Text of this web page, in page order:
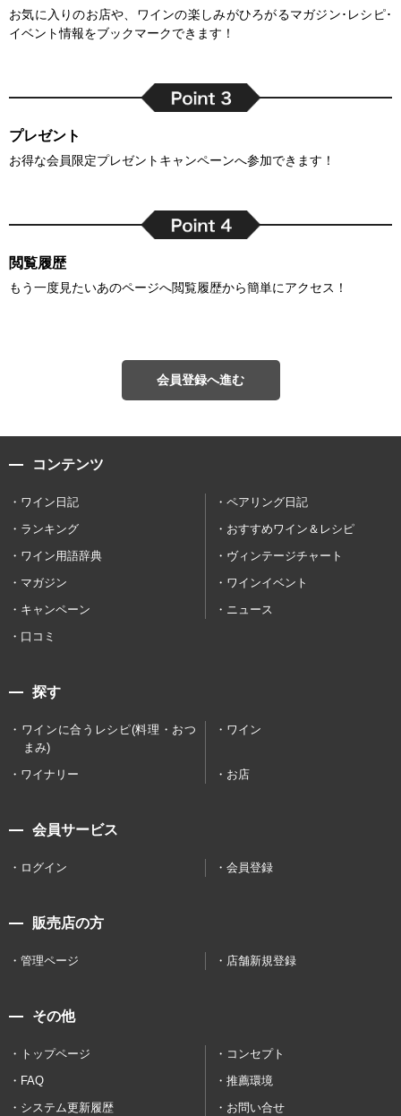
お気に入りのお店や、ワインの楽しみがひろがるマガジン･レシピ･
イベント情報をブックマークできます！
プレゼント
お得な会員限定プレゼントキャンペーンへ参加できます！
閲覧履歴
もう一度見たいあのページへ閲覧履歴から簡単にアクセス！
会員登録へ進む
コンテンツ
ワイン日記
ペアリング日記
ランキング
おすすめワイン＆レシピ
ワイン用語辞典
ヴィンテージチャート
マガジン
ワインイベント
キャンペーン
ニュース
口コミ
探す
ワインに合うレシピ(料理・おつ
まみ)
ワイン
ワイナリー お店
会員サービス
ログイン 会員登録
販売店の方
管理ページ 店舗新規登録
その他
トップページ
コンセプト
FAQ
推薦環境
システム更新履歴
お問い合せ